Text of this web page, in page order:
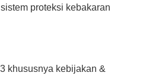
proteksi kebakaran
khususnya kebijakan &